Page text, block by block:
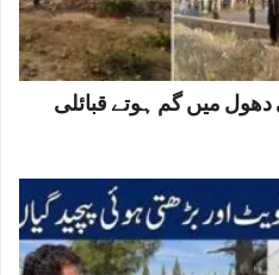
میں گم ہوتے قبائلی